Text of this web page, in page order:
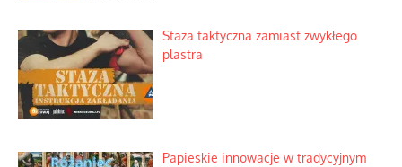
Staza taktyczna zamiast zwykłego
plastra
Papieskie innowacje w tradycyjnym